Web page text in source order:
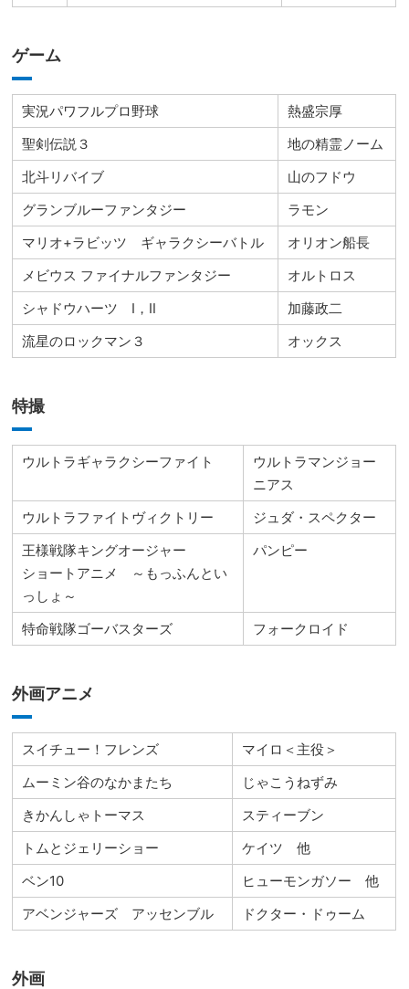
ゲーム
実況パワフルプロ野球
熱盛宗厚
聖剣伝説３
地の精霊ノーム
北斗リバイブ
山のフドウ
グランブルーファンタジー
ラモン
マリオ+ラビッツ ギャラクシーバトル
オリオン船長
メビウス ファイナルファンタジー
オルトロス
シャドウハーツ Ⅰ，Ⅱ
加藤政二
流星のロックマン３
オックス
特撮
ウルトラギャラクシーファイト
ウルトラマンジョー
ニアス
ウルトラファイトヴィクトリー
ジュダ・スペクター
王様戦隊キングオージャー
ショートアニメ ～もっふんとい
っしょ～
パンピー
特命戦隊ゴーバスターズ フォークロイド
外画アニメ
スイチュー！フレンズ
マイロ＜主役＞
ムーミン谷のなかまたち
じゃこうねずみ
きかんしゃトーマス
スティーブン
トムとジェリーショー
ケイツ 他
ベン10
ヒューモンガソー 他
アベンジャーズ アッセンブル
ドクター・ドゥーム
外画